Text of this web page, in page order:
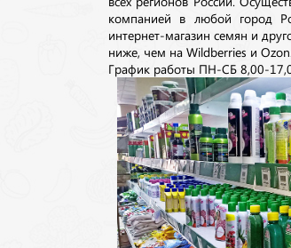
компанией в любой город
интернет-магазин семян и
ниже, чем на Wildberries и
График работы ПН-СБ 8,00-